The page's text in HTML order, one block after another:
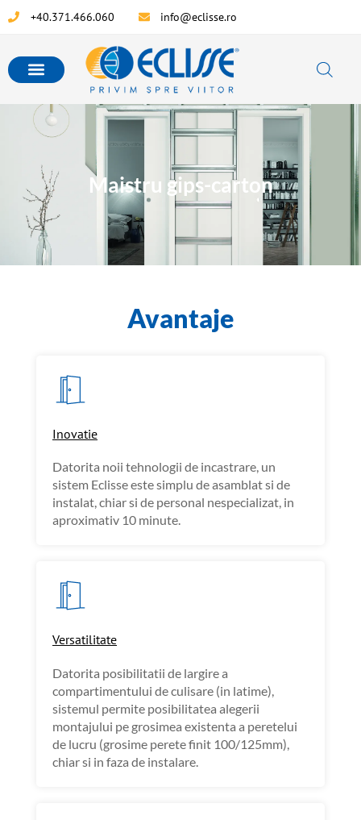
+40.371.466.060 info@eclisse.ro
Maistru gips-carton
Avantaje
Inovatie
Datorita noii tehnologii de incastrare, un
sistem Eclisse este simplu de asamblat si de
instalat, chiar si de personal nespecializat, in
aproximativ 10 minute.
Versatilitate
Datorita posibilitatii de largire a
compartimentului de culisare (in latime),
sistemul permite posibilitatea alegerii
montajului pe grosimea existenta a peretelui
de lucru (grosime perete finit 100/125mm),
chiar si in faza de instalare.